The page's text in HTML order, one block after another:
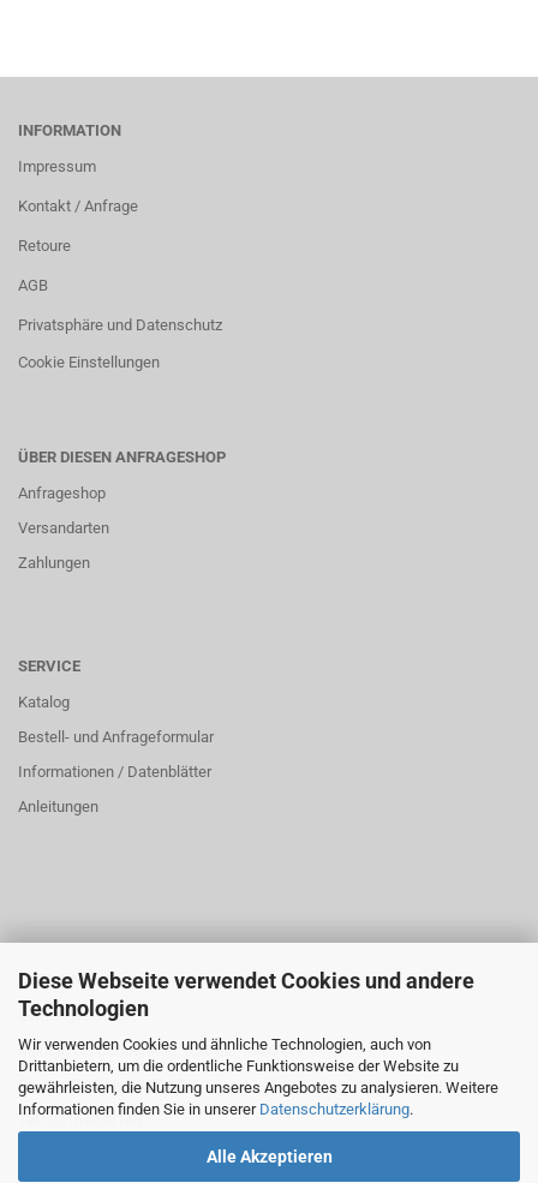
Diese Webseite verwendet Cookies und andere
Technologien
Wir verwenden Cookies und ähnliche Technologien, auch von
Drittanbietern, um die ordentliche Funktionsweise der Website zu
gewährleisten, die Nutzung unseres Angebotes zu analysieren. Weitere
Informationen finden Sie in unserer Datenschutzerklärung.
Alle Akzeptieren
INFORMATION
Impressum
Kontakt / Anfrage
Retoure
AGB
Privatsphäre und Datenschutz
Cookie Einstellungen
ÜBER DIESEN ANFRAGESHOP
Anfrageshop
Versandarten
Zahlungen
SERVICE
Katalog
Bestell- und Anfrageformular
Informationen / Datenblätter
Anleitungen
ÜBER UNS
Öffnungszeiten:
Montag bis Donnerstag: 8:00 bis 16:00 Uhr
Freitag: 8:00 bis 14:00 Uhr
Tel.: 02161833145